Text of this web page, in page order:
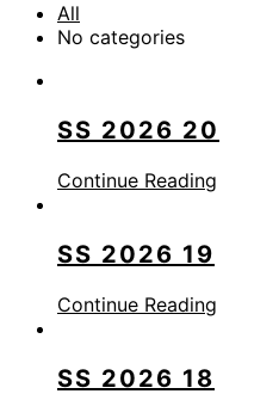
All
No categories
SS 2026 20
Continue Reading
SS 2026 19
Continue Reading
SS 2026 18